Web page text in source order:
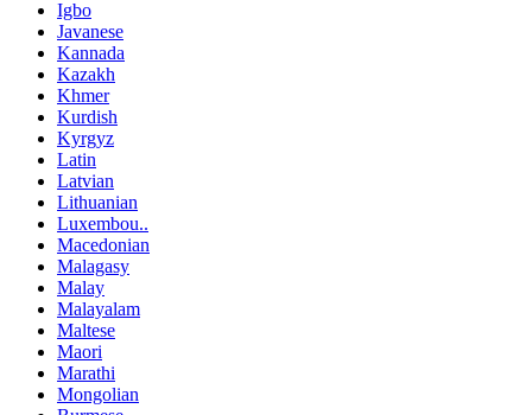
Igbo
Javanese
Kannada
Kazakh
Khmer
Kurdish
Kyrgyz
Latin
Latvian
Lithuanian
Luxembou..
Macedonian
Malagasy
Malay
Malayalam
Maltese
Maori
Marathi
Mongolian